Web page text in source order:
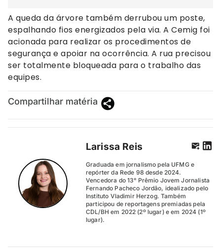
A queda da árvore também derrubou um poste,
espalhando fios energizados pela via. A Cemig foi
acionada para realizar os procedimentos de
segurança e apoiar na ocorrência. A rua precisou
ser totalmente bloqueada para o trabalho das
equipes.
Compartilhar matéria
Larissa Reis
Graduada em jornalismo pela UFMG e
repórter da Rede 98 desde 2024.
Vencedora do 13° Prêmio Jovem Jornalista
Fernando Pacheco Jordão, idealizado pelo
Instituto Vladimir Herzog. Também
participou de reportagens premiadas pela
CDL/BH em 2022 (2º lugar) e em 2024 (1º
lugar).